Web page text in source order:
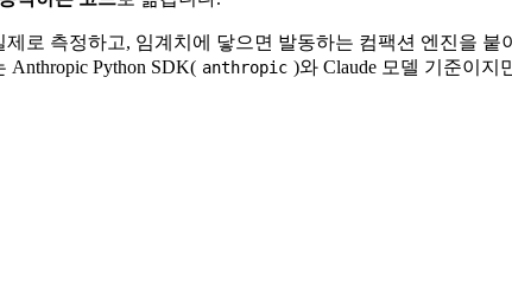
로 측정하고, 임계치에 닿으면 발동하는 컴팩션 엔진을
Python SDK( anthropic )와 Claude 모델 기준이지